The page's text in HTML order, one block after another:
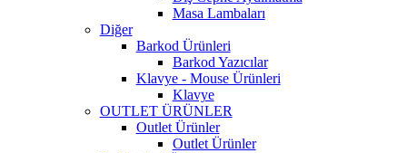
Masa Lambaları
Diğer
Barkod Ürünleri
Barkod Yazıcılar
Klavye - Mouse Ürünleri
Klavye
OUTLET ÜRÜNLER
Outlet Ürünler
Outlet Ürünler